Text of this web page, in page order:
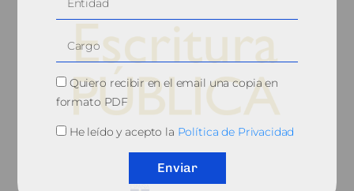
© 2010, Consejo General del Notariado
Quiero recibir en el email una copia en
formato PDF
He leído y acepto la Política de Privacidad
Enviar